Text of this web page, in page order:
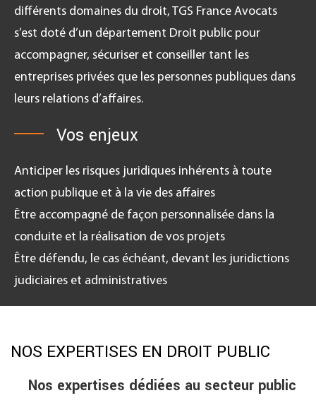
différents domaines du droit, TGS France Avocats
s’est doté d’un département Droit public pour
accompagner, sécuriser et conseiller tant les
entreprises privées que les personnes publiques dans
leurs relations d’affaires.
Vos enjeux
Anticiper les risques juridiques inhérents à toute
action publique et à la vie des affaires
Être accompagné de façon personnalisée dans la
conduite et la réalisation de vos projets
Être défendu, le cas échéant, devant les juridictions
judiciaires et administratives
NOS EXPERTISES EN DROIT PUBLIC
Nos expertises dédiées au secteur public